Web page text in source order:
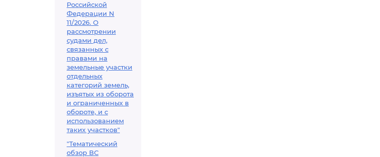
Российской
Федерации N
11/2026. О
рассмотрении
судами дел,
связанных с
правами на
земельные участки
отдельных
категорий земель,
изъятых из оборота
и ограниченных в
обороте, и с
использованием
таких участков"
"Тематический
обзор ВС